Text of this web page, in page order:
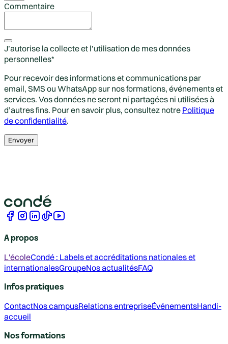
Commentaire
J’autorise la collecte et l’utilisation de mes données
personnelles*
Pour recevoir des informations et communications par
email, SMS ou WhatsApp sur nos formations, événements et
services. Vos données ne seront ni partagées ni utilisées à
d’autres fins. Pour en savoir plus, consultez notre Politique
de confidentialité.
Envoyer
A propos
L'écoleCondé : Labels et accréditations nationales et
internationalesGroupeNos actualitésFAQ
Infos pratiques
ContactNos campusRelations entrepriseÉvénementsHandi-
accueil
Nos formations